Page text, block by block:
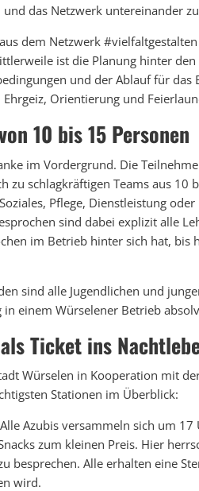
das Netzwerk untereinander
dem Netzwerk
ist die Planung hinter
und der Ablauf für das
Orientierung und
10 bis 15 Personen
im Vordergrund. Die
zu schlagkräftigen Teams aus 10
Pflege, Dienstleistung
sind dabei explizit alle
im Betrieb hinter sich hat,
sind alle Jugendlichen und
einem Würselener Betrieb
Ticket ins
Würselen in Kooperation mit
Stationen im Überblick:
Alle Azubis versammeln sich um
zum kleinen Preis. Hier
besprechen. Alle erhalten eine
wird.